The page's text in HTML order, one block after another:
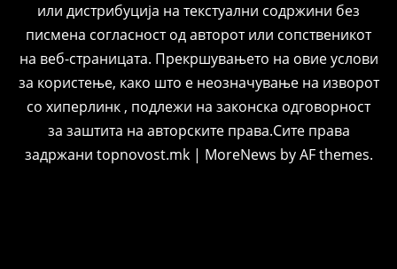
или дистрибуција на текстуални содржини без
писмена согласност од авторот или сопственикот
на веб-страницата. Прекршувањето на овие услови
за користење, како што е неозначување на изворот
со хиперлинк , подлежи на законска одговорност
за заштита на авторските права.Сите права
задржани topnovost.mk | MoreNews by AF themes.